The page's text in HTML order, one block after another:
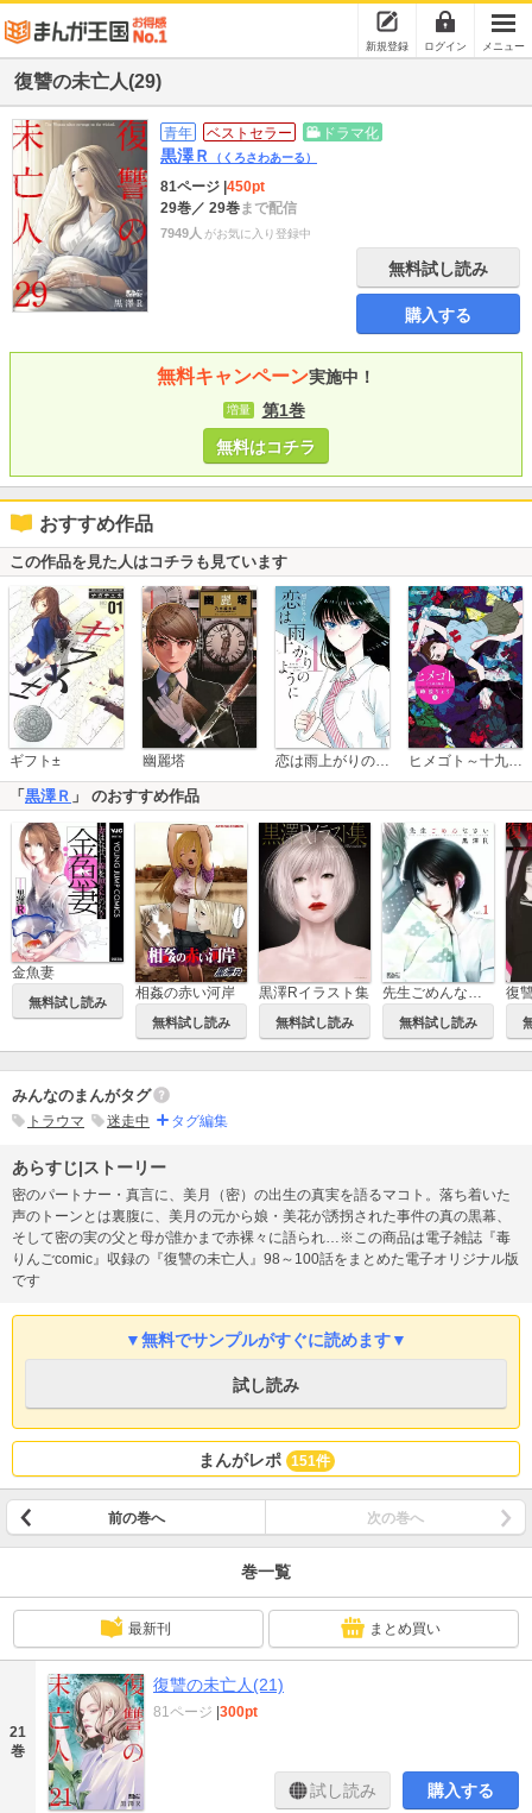
新規登録 ログイン メニュー
復讐の未亡人(29)
青年 ベストセラー ドラマ化
黒澤Ｒ （くろさわあーる）
81ページ 450pt
29巻／ 29巻まで配信
7949人 がお気に入り登録中
無料試し読み
購入する
無料キャンペーン実施中！
増量
第1巻
無料はコチラ
おすすめ作品
この作品を見た人はコチラも見ています
ギフト± 幽麗塔 恋は雨上がりのように ヒメゴト～十九歳の制服～
「 黒澤Ｒ 」 のおすすめ作品
金魚妻
無料試し読み
相姦の赤い河岸
無料試し読み
黒澤Rイラスト集
無料試し読み
先生ごめんなさい
無料試し読み
みんなのまんがタグ
トラウマ 迷走中 タグ編集
あらすじ|ストーリー
密のパートナー・真言に、美月（密）の出生の真実を語るマコト。落ち着いた
声のトーンとは裏腹に、美月の元から娘・美花が誘拐された事件の真の黒幕、
そして密の実の父と母が誰かまで赤裸々に語られ…※この商品は電子雑誌『毒
りんごcomic』収録の『復讐の未亡人』98～100話をまとめた電子オリジナル版
です
▼無料でサンプルがすぐに読めます▼
試し読み
まんがレポ 151件
前の巻へ 次の巻へ
巻一覧
最新刊 まとめ買い
21
巻
復讐の未亡人(21)
81ページ 300pt
試し読み 購入する